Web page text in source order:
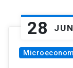
28 JUN